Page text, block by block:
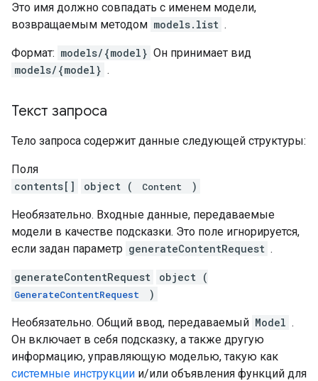
Это имя должно совпадать с именем модели,
возвращаемым методом models.list .
Формат: models/{model} Он принимает вид
models/{model} .
Текст запроса
Тело запроса содержит данные следующей структуры:
Поля
contents[]
object ( Content )
Необязательно. Входные данные, передаваемые
модели в качестве подсказки. Это поле игнорируется,
если задан параметр generateContentRequest .
generateContentRequest object (
GenerateContentRequest )
Необязательно. Общий ввод, передаваемый Model .
Он включает в себя подсказку, а также другую
информацию, управляющую моделью, такую ​​как
системные инструкции и/или объявления функций для